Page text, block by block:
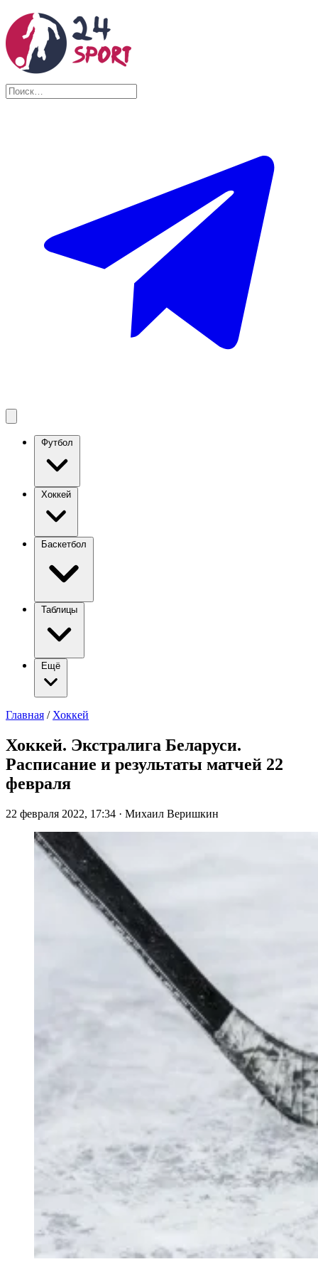
Футбол
Хоккей
Баскетбол
Таблицы
Ещё
Главная / Хоккей
Хоккей. Экстралига Беларуси.
Расписание и результаты матчей 22
февраля
22 февраля 2022, 17:34 · Михаил Веришкин